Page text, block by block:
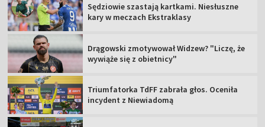
Sędziowie szastają kartkami. Niesłuszne
kary w meczach Ekstraklasy
Drągowski zmotywował Widzew? "Liczę, że
wywiąże się z obietnicy"
Triumfatorka TdFF zabrała głos. Oceniła
incydent z Niewiadomą